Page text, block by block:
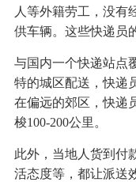
人等外籍劳工，没有
供车辆。这些快递员
与国内一个快递站点
特的城区配送，快递
在偏远的郊区，快递
梭100-200公里。
此外，当地人货到付
活态度等，都让派送